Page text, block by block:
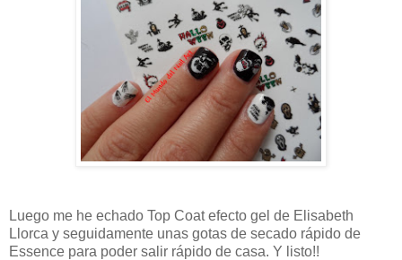
Luego me he echado Top Coat efecto gel de Elisabeth
Llorca y seguidamente unas gotas de secado rápido de
Essence para poder salir rápido de casa. Y listo!!